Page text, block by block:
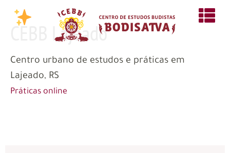
CEBB Lajeado
Centro urbano de estudos e práticas em
Lajeado, RS
Práticas online